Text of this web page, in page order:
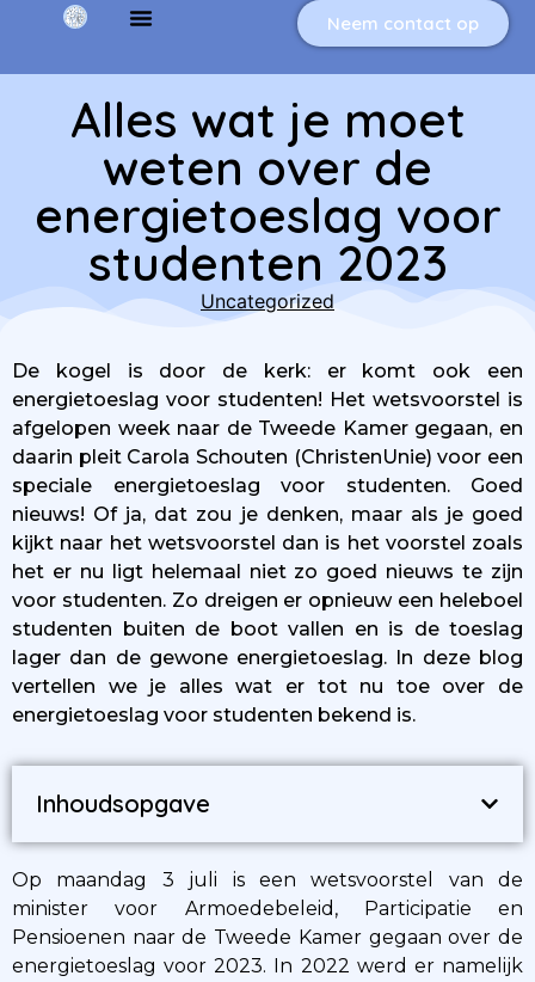
Neem contact op
Alles wat je moet
weten over de
energietoeslag voor
studenten 2023
Uncategorized
De kogel is door de kerk: er komt ook een
energietoeslag voor studenten! Het wetsvoorstel is
afgelopen week naar de Tweede Kamer gegaan, en
daarin pleit Carola Schouten (ChristenUnie) voor een
speciale energietoeslag voor studenten. Goed
nieuws! Of ja, dat zou je denken, maar als je goed
kijkt naar het wetsvoorstel dan is het voorstel zoals
het er nu ligt helemaal niet zo goed nieuws te zijn
voor studenten. Zo dreigen er opnieuw een heleboel
studenten buiten de boot vallen en is de toeslag
lager dan de gewone energietoeslag. In deze blog
vertellen we je alles wat er tot nu toe over de
energietoeslag voor studenten bekend is.
Inhoudsopgave
Op maandag 3 juli is een wetsvoorstel van de
minister voor Armoedebeleid, Participatie en
Pensioenen naar de Tweede Kamer gegaan over de
energietoeslag voor 2023. In 2022 werd er namelijk